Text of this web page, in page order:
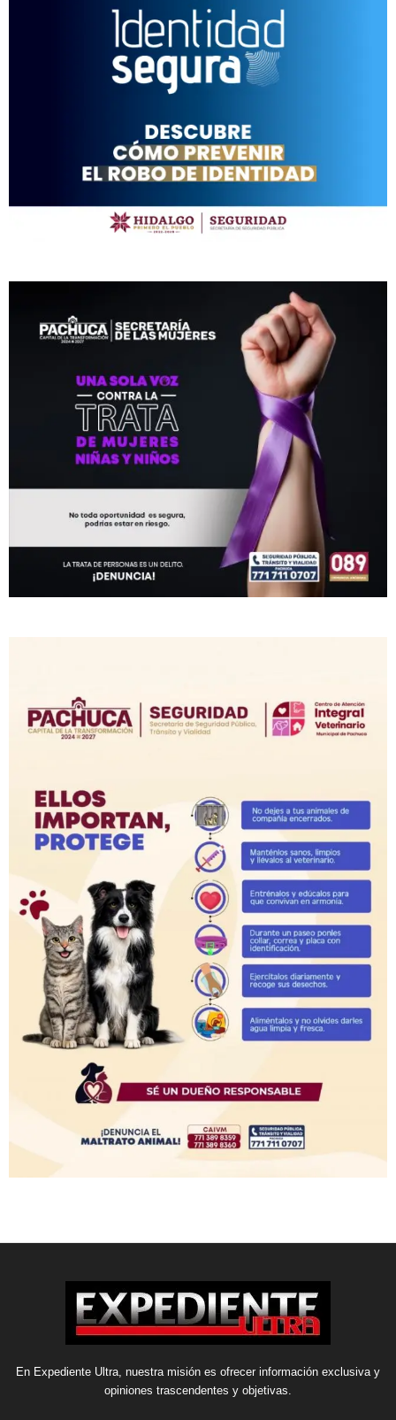
En Expediente Ultra, nuestra misión es ofrecer información exclusiva y
opiniones trascendentes y objetivas.